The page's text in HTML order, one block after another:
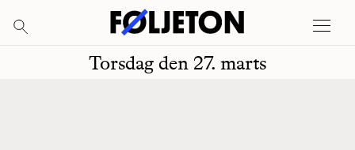
Torsdag den 27. marts